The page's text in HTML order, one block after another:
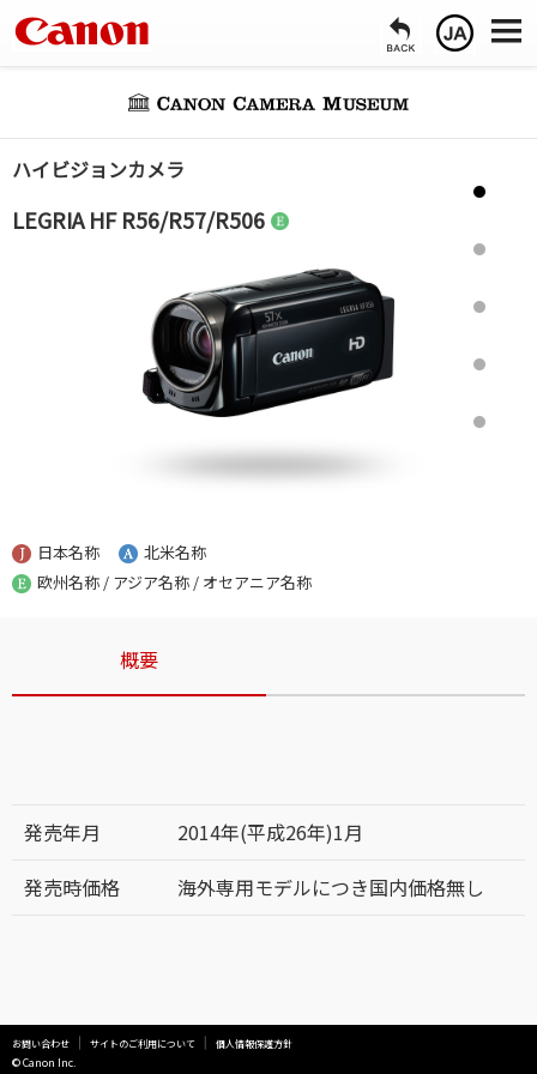
ハイビジョンカメラ
LEGRIA HF R56/R57/R506
日本名称
北米名称
欧州名称 / アジア名称 / オセアニア名称
概要
発売年月
2014年(平成26年)1月
発売時価格
海外専用モデルにつき国内価格無し
お問い合わせ サイトのご利用について 個人情報保護方針
© Canon Inc.